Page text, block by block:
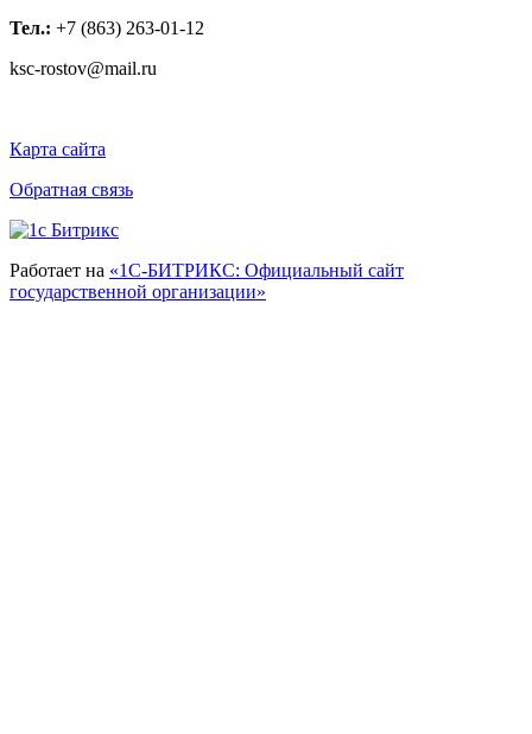
Тел.: +7 (863) 263-01-12
ksc-rostov@mail.ru
Карта сайта
Обратная связь
Работает на «1С-БИТРИКС: Официальный сайт
государственной организации»